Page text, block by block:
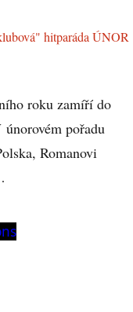
hitparáda ÚNOR
roku zamíří do
pořadu
Romanovi